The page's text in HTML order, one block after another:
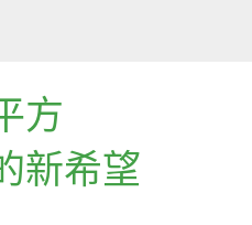
方
新希望